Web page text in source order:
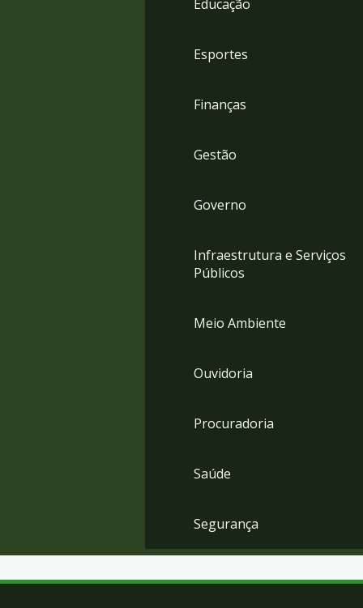
Educação
Esportes
Finanças
Gestão
Governo
Infraestrutura e Serviços
Públicos
Meio Ambiente
Ouvidoria
Procuradoria
Saúde
Segurança